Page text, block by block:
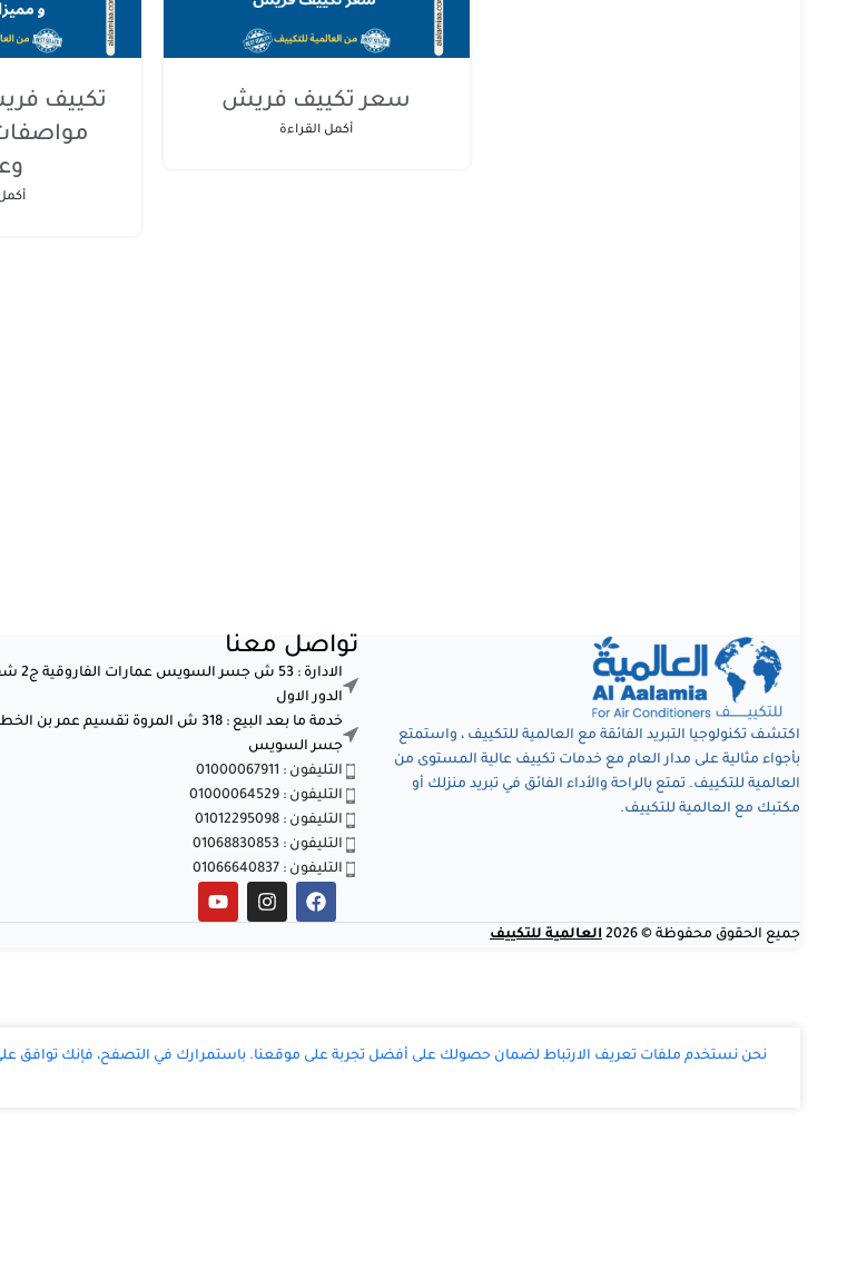
سعر تكييف فريش
أكمل القراءة
اكتشف تكنولوجيا التبريد الفائقة مع العالمية للتكييف ، واستمتع
بأجواء مثالية على مدار العام مع خدمات تكييف عالية المستوى من
العالمية للتكييف. تمتع بالراحة والأداء الفائق في تبريد منزلك أو
مكتبك مع العالمية للتكييف.
تواصل معنا
الدور الاول
خدمة ما بعد البيع : 318 ش المروة تقسيم عمر بن
جسر السويس
التليفون : 01000067911
التليفون : 01000064529
التليفون : 01012295098
التليفون : 01068830853
التليفون : 01066640837
جميع الحقوق محفوظة © 2026 العالمية للتكييف
نحن نستخدم ملفات تعريف الارتباط لضمان حصولك على أفضل تجربة على موقعنا. باستمرارك في التصفح، فإنك توافق